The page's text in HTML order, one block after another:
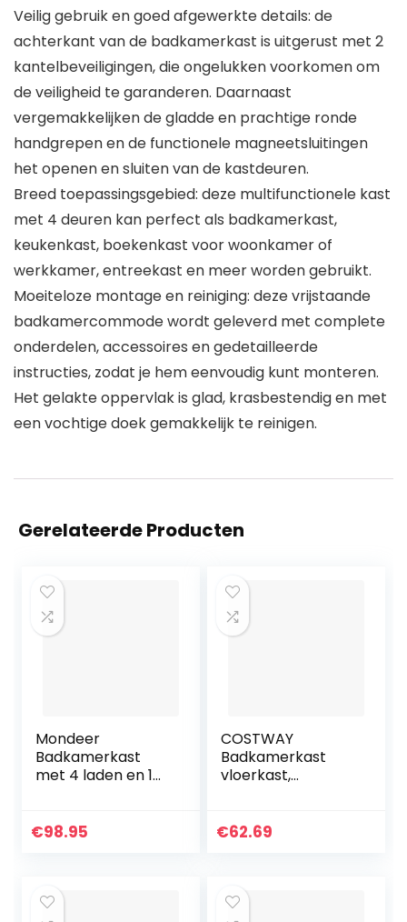
Veilig gebruik en goed afgewerkte details: de
achterkant van de badkamerkast is uitgerust met 2
kantelbeveiligingen, die ongelukken voorkomen om
de veiligheid te garanderen. Daarnaast
vergemakkelijken de gladde en prachtige ronde
handgrepen en de functionele magneetsluitingen
het openen en sluiten van de kastdeuren.
Breed toepassingsgebied: deze multifunctionele kast
met 4 deuren kan perfect als badkamerkast,
keukenkast, boekenkast voor woonkamer of
werkkamer, entreekast en meer worden gebruikt.
Moeiteloze montage en reiniging: deze vrijstaande
badkamercommode wordt geleverd met complete
onderdelen, accessoires en gedetailleerde
instructies, zodat je hem eenvoudig kunt monteren.
Het gelakte oppervlak is glad, krasbestendig en met
een vochtige doek gemakkelijk te reinigen.
Gerelateerde Producten
Mondeer
Badkamerkast
met 4 laden en 1
woonkamer,
€98.95
COSTWAY
Badkamerkast
vloerkast,
opbergkast met
opberg
€62.69